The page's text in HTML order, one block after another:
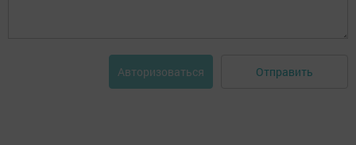
Авторизоваться Отправить